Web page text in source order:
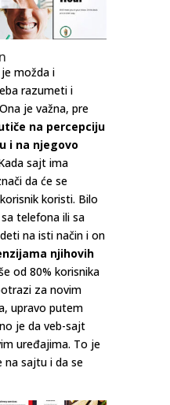
je možda i
razumeti i
je važna, pre
na percepciju
i na njegovo
sajt ima
da će se
koristi. Bilo
telefona ili sa
na isti način i on
njihovih
od 80% korisnika
za novim
upravo putem
je da veb-sajt
uređajima. To je
na sajtu i da se